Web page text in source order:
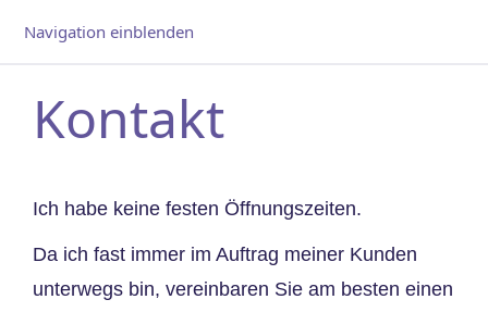
Navigation einblenden
Kontakt
Ich habe keine festen Öffnungszeiten.
Da ich fast immer im Auftrag meiner Kunden
unterwegs bin, vereinbaren Sie am besten einen